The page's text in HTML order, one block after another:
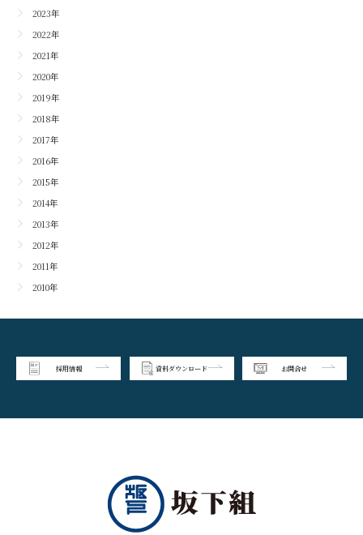
2023年
2022年
2021年
2020年
2019年
2018年
2017年
2016年
2015年
2014年
2013年
2012年
2011年
2010年
採用情報 資料ダウンロード お問合せ